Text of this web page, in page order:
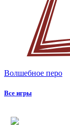
Волшебное перо
Все игры